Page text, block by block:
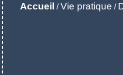
Accueil /Vie pratique /